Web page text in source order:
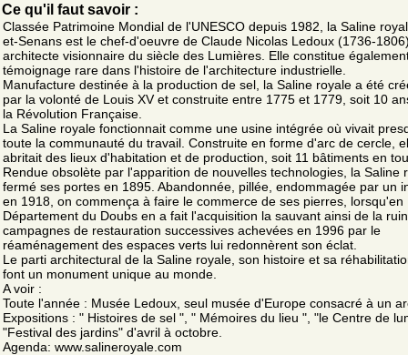
Ce qu'il faut savoir :
Classée Patrimoine Mondial de l'UNESCO depuis 1982, la Saline
et-Senans est le chef-d'oeuvre de Claude Nicolas Ledoux (1736-
architecte visionnaire du siècle des Lumières. Elle constitue
témoignage rare dans l'histoire de l'architecture industrielle.
Manufacture destinée à la production de sel, la Saline royale a été
par la volonté de Louis XV et construite entre 1775 et 1779, soit 10
la Révolution Française.
La Saline royale fonctionnait comme une usine intégrée où vivait
toute la communauté du travail. Construite en forme d'arc de cercle,
abritait des lieux d'habitation et de production, soit 11 bâtiments en
Rendue obsolète par l'apparition de nouvelles technologies, la Saline
fermé ses portes en 1895. Abandonnée, pillée, endommagée par un
en 1918, on commença à faire le commerce de ses pierres, lorsqu'en
Département du Doubs en a fait l'acquisition la sauvant ainsi de la
campagnes de restauration successives achevées en 1996 par le
réaménagement des espaces verts lui redonnèrent son éclat.
Le parti architectural de la Saline royale, son histoire et sa
font un monument unique au monde.
A voir :
Toute l'année : Musée Ledoux, seul musée d'Europe consacré à un
Expositions : " Histoires de sel ", " Mémoires du lieu ", "le Centre de
"Festival des jardins" d'avril à octobre.
Agenda: www.salineroyale.com